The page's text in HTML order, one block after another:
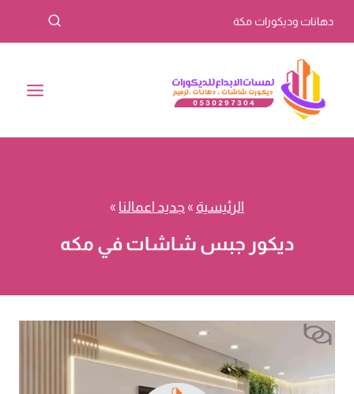
المحتوى
دهانات وديكورات مكة
الرئيسية » جديد اعمالنا »
ديكور جبس شاشات في مكه